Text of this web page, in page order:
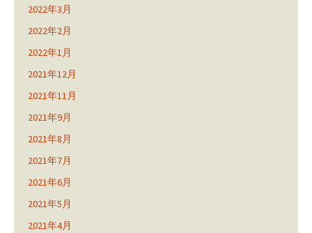
2022年3月
2022年2月
2022年1月
2021年12月
2021年11月
2021年9月
2021年8月
2021年7月
2021年6月
2021年5月
2021年4月